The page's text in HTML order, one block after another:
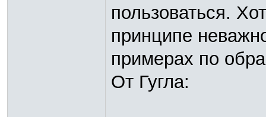
пользоваться.
принципе
примерах по
От Гугла: